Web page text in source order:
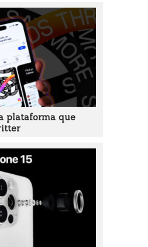
plataforma que